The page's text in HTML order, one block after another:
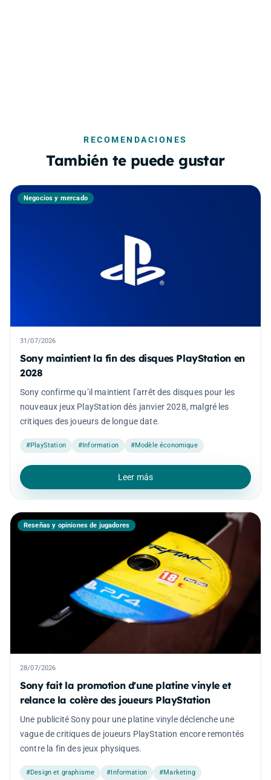
RECOMENDACIONES
También te puede gustar
Negocios y mercado
31/07/2026
Sony maintient la fin des disques PlayStation en
2028
Sony confirme qu’il maintient l’arrêt des disques pour les
nouveaux jeux PlayStation dès janvier 2028, malgré les
critiques des joueurs de longue date.
#PlayStation #Information #Modèle économique
Leer más
Reseñas y opiniones de jugadores
28/07/2026
Sony fait la promotion d'une platine vinyle et
relance la colère des joueurs PlayStation
Une publicité Sony pour une platine vinyle déclenche une
vague de critiques de joueurs PlayStation encore remontés
contre la fin des jeux physiques.
#Design et graphisme #Information #Marketing